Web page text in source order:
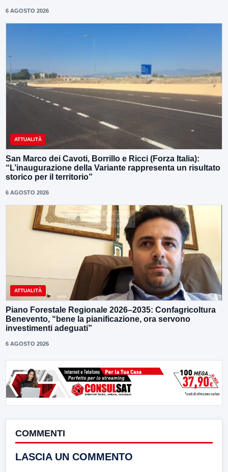
6 AGOSTO 2026
ATTUALITÀ
San Marco dei Cavoti, Borrillo e Ricci (Forza Italia):
“L’inaugurazione della Variante rappresenta un risultato
storico per il territorio”
6 AGOSTO 2026
ATTUALITÀ
Piano Forestale Regionale 2026–2035: Confagricoltura
Benevento, “bene la pianificazione, ora servono
investimenti adeguati”
6 AGOSTO 2026
COMMENTI
LASCIA UN COMMENTO